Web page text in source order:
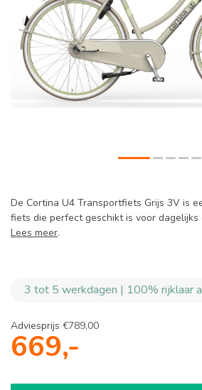
De Cortina U4 Transportfiets Grijs 3V is
fiets die perfect geschikt is voor dagelijks
Lees meer.
3 tot 5 werkdagen | 100% rijklaar
Adviesprijs €789,00
669,-